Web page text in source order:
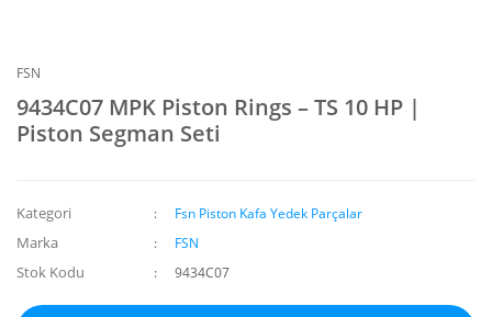
FSN
9434C07 MPK Piston Rings – TS 10 HP |
Piston Segman Seti
Kategori Fsn Piston Kafa Yedek Parçalar
Marka FSN
Stok Kodu 9434C07